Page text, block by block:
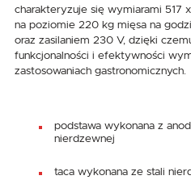
charakteryzuje się wymiarami 517
na poziomie 220 kg mięsa na
oraz zasilaniem 230 V, dzięki
funkcjonalności i efektywności
zastosowaniach gastronomicznych.
podstawa wykonana z
nierdzewnej
taca wykonana ze stali